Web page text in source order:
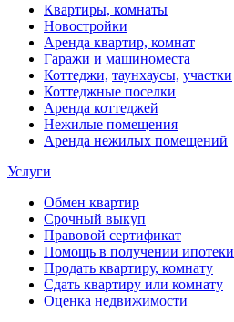
Квартиры, комнаты
Новостройки
Аренда квартир, комнат
Гаражи и машиноместа
Коттеджи, таунхаусы, участки
Коттеджные поселки
Аренда коттеджей
Нежилые помещения
Аренда нежилых помещений
Услуги
Обмен квартир
Срочный выкуп
Правовой сертификат
Помощь в получении ипотеки
Продать квартиру, комнату
Сдать квартиру или комнату
Оценка недвижимости